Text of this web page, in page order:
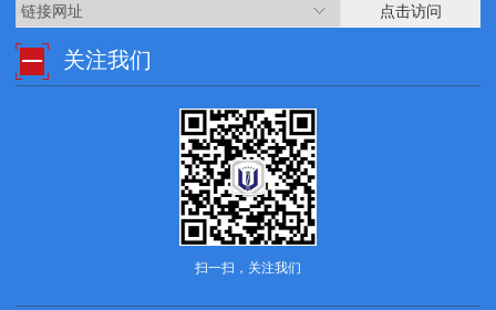
链接网址 点击访问
关注我们
扫一扫，关注我们